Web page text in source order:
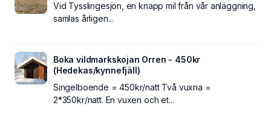
Vid Tysslingesjön, en knapp mil från vår anläggning,
samlas årligen...
Boka vildmarkskojan Orren - 450kr
(Hedekas/kynnefjäll)
Singelboende = 450kr/natt Två vuxna =
2*350kr/natt. En vuxen och et...